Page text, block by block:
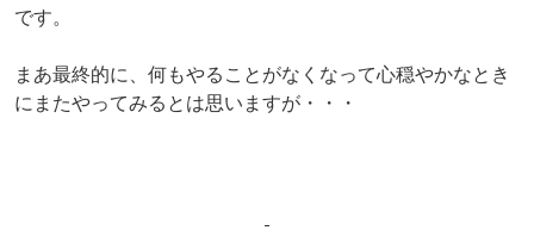
です。
まあ最終的に、何もやることがなくなって心穏やかなとき
にまたやってみるとは思いますが・・・